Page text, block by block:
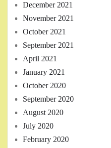
December 2021
November 2021
October 2021
September 2021
April 2021
January 2021
October 2020
September 2020
August 2020
July 2020
February 2020